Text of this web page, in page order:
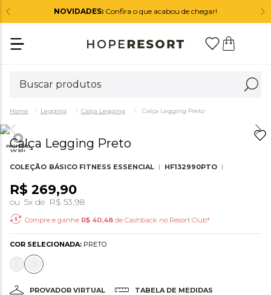
NOVIDADES: Confira o que acabou de chegar!
Legging Calça Legging Calça Legging Preto
Calça Legging Preto
COLEÇÃO BÁSICO FITNESS ESSENCIAL HF132990PTO
R$ 269,90
ou 5x de R$ 53,98
Compre e ganhe R$ 40,48 de Cashback no Resort Club*
COR SELECIONADA: PRETO
PROVADOR VIRTUAL TABELA DE MEDIDAS